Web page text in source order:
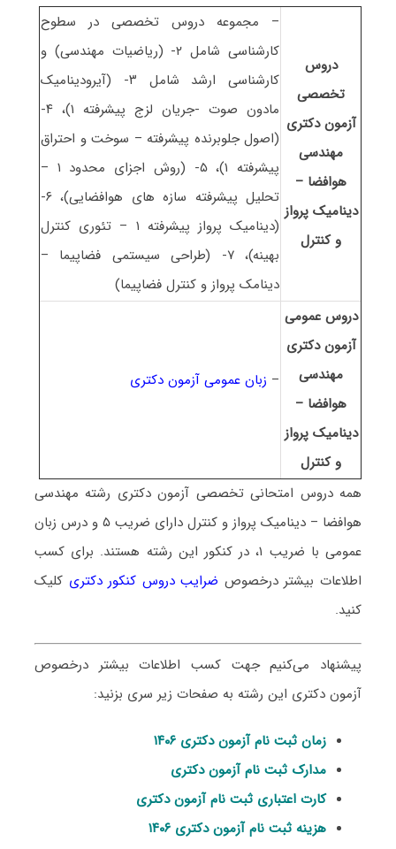
دروس
تخصصی
آزمون دکتری
مهندسی
هوافضا –
دینامیک پرواز
و کنترل
– مجموعه دروس تخصصی در سطوح
کارشناسی شامل ۲- (ریاضیات مهندسی) و
کارشناسی ارشد شامل ۳- (آیرودینامیک
مادون صوت -جریان لزج پیشرفته ۱)، ۴-
(اصول جلوبرنده پیشرفته – سوخت و احتراق
پیشرفته ۱)، ۵- (روش اجزای محدود ۱ –
تحلیل پیشرفته سازه های هوافضایی)، ۶-
(دینامیک پرواز پیشرفته ۱ – تئوری کنترل
بهینه)، ۷- (طراحی سیستمی فضاپیما –
دینامک پرواز و کنترل فضاپیما)
دروس عمومی
آزمون دکتری
مهندسی
هوافضا –
دینامیک پرواز
و کنترل
– زبان عمومی آزمون دکتری
همه دروس امتحانی تخصصی آزمون دکتری رشته مهندسی
هوافضا – دینامیک پرواز و کنترل
دارای ضریب ۵ و درس زبان
عمومی با ضریب ۱، در کنکور این رشته هستند.
برای کسب
اطلاعات بیشتر درخصوص ضرایب دروس کنکور دکتری کلیک
کنید.
پیشنهاد می‌کنیم جهت کسب اطلاعات بیشتر درخصوص
آزمون دکتری این رشته به صفحات زیر سری بزنید:
زمان ثبت نام آزمون دکتری ۱۴۰۶
مدارک ثبت نام آزمون دکتری
کارت اعتباری ثبت نام آزمون دکتری
هزینه ثبت نام آزمون دکتری ۱۴۰۶